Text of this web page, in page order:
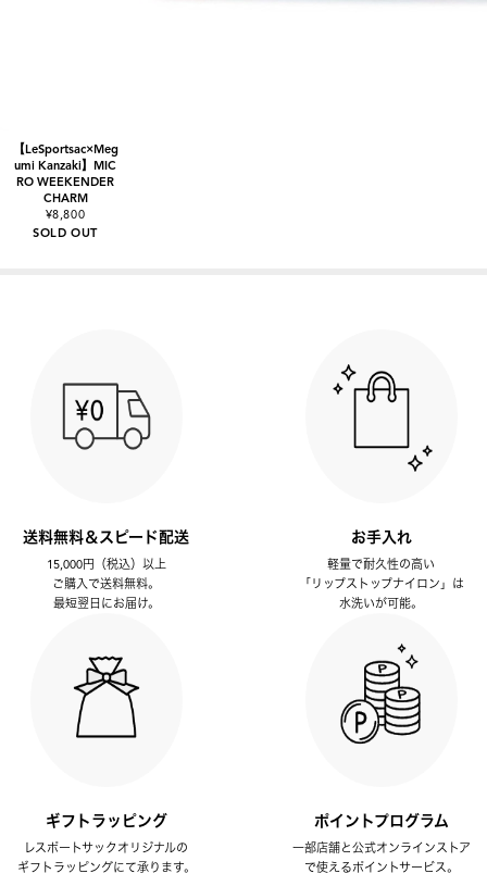
【LeSportsac×Meg
umi Kanzaki】MIC
RO WEEKENDER
CHARM
¥8,800
SOLD OUT
送料無料＆スピード配送
15,000円（税込）以上
ご購入で送料無料。
最短翌日にお届け。
お手入れ
軽量で耐久性の高い
「リップストップナイロン」は
水洗いが可能。
ギフトラッピング
レスポートサックオリジナルの
ギフトラッピングにて承ります。
ポイントプログラム
一部店舗と公式オンラインストア
で使えるポイントサービス。